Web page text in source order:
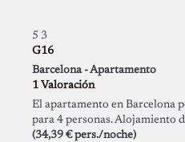
5 3
G16
Barcelona -Apartamento
1 Valoración
El apartamento en Barcelona
para 4 personas. Alojamiento
(34,39 € pers./noche)